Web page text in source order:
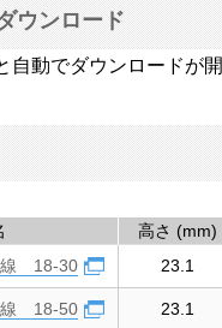
ウンロード
動でダウンロードが開
高さ (mm)
線 18-30
23.1
線 18-50 23.1